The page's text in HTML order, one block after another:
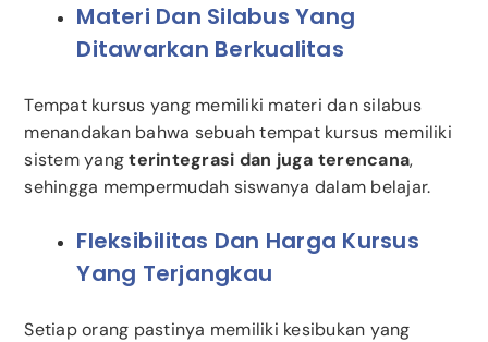
Materi Dan Silabus Yang
Ditawarkan Berkualitas
Tempat kursus yang memiliki materi dan silabus
menandakan bahwa sebuah tempat kursus memiliki
sistem yangterintegrasi dan juga terencana,
sehingga mempermudah siswanya dalam belajar.
Fleksibilitas Dan Harga Kursus
Yang Terjangkau
Setiap orang pastinya memiliki kesibukan yang